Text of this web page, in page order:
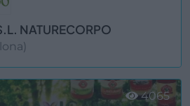
NATURECORPO
4065